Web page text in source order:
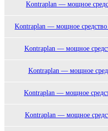
Kontraplan — мощное
Kontraplan — мощное
Kontraplan — мощное
Kontraplan — мощное
Kontraplan — мощное
Kontraplan — мощное